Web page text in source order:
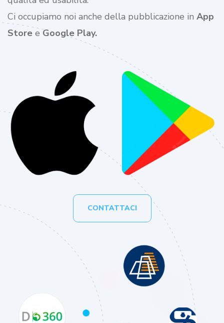
Ci occupiamo noi anche della pubblicazione in App
Store eGoogle Play.
CONTATTACI